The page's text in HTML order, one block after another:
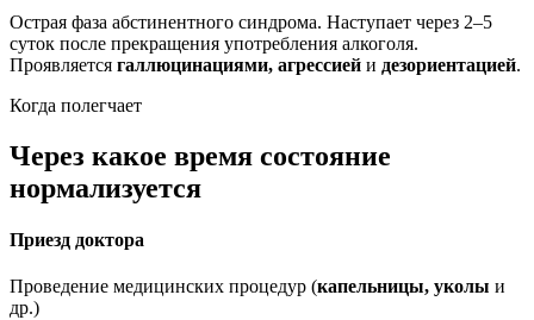
Острая фаза абстинентного синдрома. Наступает через 2–5
суток после прекращения употребления алкоголя.
Проявляется галлюцинациями, агрессией и дезориентацией.
Когда полегчает
Через какое время состояние
нормализуется
Приезд доктора
Проведение медицинских процедур (капельницы, уколы и
др.)